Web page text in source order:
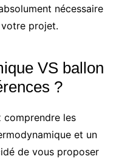
nécessaire
projet.
VS ballon
?
comprendre les
et un
de vous proposer